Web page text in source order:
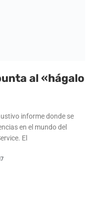
al «hágalo
informe donde se
en el mundo del
El